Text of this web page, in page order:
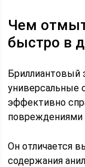
Чем
быстро в
Бриллиантовый
универсальные
эффективно
повреждениями
Он отличается
содержания